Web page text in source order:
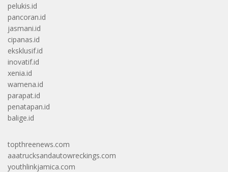
pelukis.id
pancoran.id
jasmani.id
cipanas.id
eksklusif.id
inovatif.id
xenia.id
wamena.id
parapat.id
penatapan.id
balige.id
topthreenews.com
aaatrucksandautowreckings.com
youthlinkjamica.com